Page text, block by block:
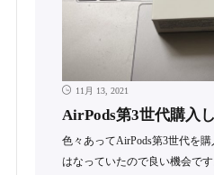
11月 13, 2021
AirPods第3世代購入し
色々あってAirPods第3世代を
はなっていたので良い機会で